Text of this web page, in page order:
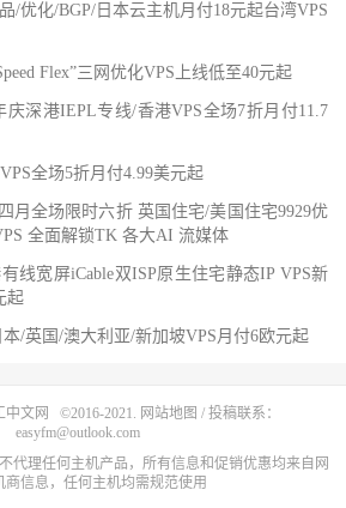
/优化/BGP/日本云主机月付18元起台湾VPS
Flex”三网优化VPS上线低至40元起
庆深港IEPL专线/香港VPS全场7折月付11.7
全场5折月付4.99美元起
月全场限时六折 英国住宅/美国住宅9929优
全面解锁TK 各大AI 流媒体
线宽屏iCable双ISP原生住宅静态IP VPS新
起
/英国/澳大利亚/新加坡VPS月付6欧元起
中文网 ©2016-2021. 网站地图 / 投稿联系：
easyfm@outlook.com
代理任何主机产品，所有信息和促销优惠均来自网
商信息，任何主机均需规范使用